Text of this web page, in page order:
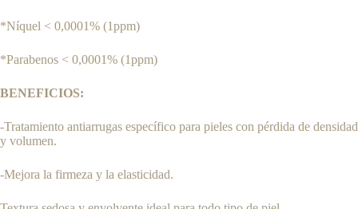
*Níquel < 0,0001% (1ppm)
*Parabenos < 0,0001% (1ppm)
BENEFICIOS:
-Tratamiento antiarrugas específico para pieles con pérdida de densidad
y volumen.
-Mejora la firmeza y la elasticidad.